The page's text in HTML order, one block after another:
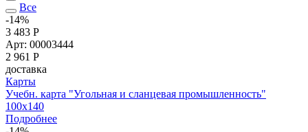
Все
-14%
3 483 Р
Арт: 00003444
2 961 Р
доставка
Карты
Учебн. карта "Угольная и сланцевая промышленность"
100х140
Подробнее